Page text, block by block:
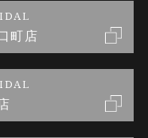
プラン
町店